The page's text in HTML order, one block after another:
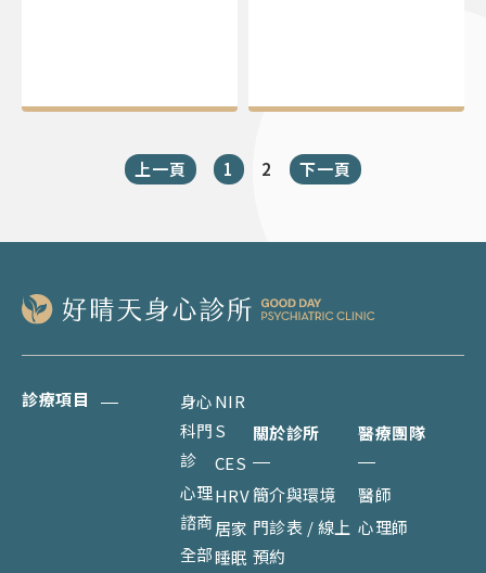
上一頁 1 2 下一頁
診療項目
身心
科門
診
心理
諮商
全部
NIR
S
CES
HRV
居家
睡眠
關於診所
簡介與環境
門診表 / 線上
預約
醫療團隊
醫師
心理師